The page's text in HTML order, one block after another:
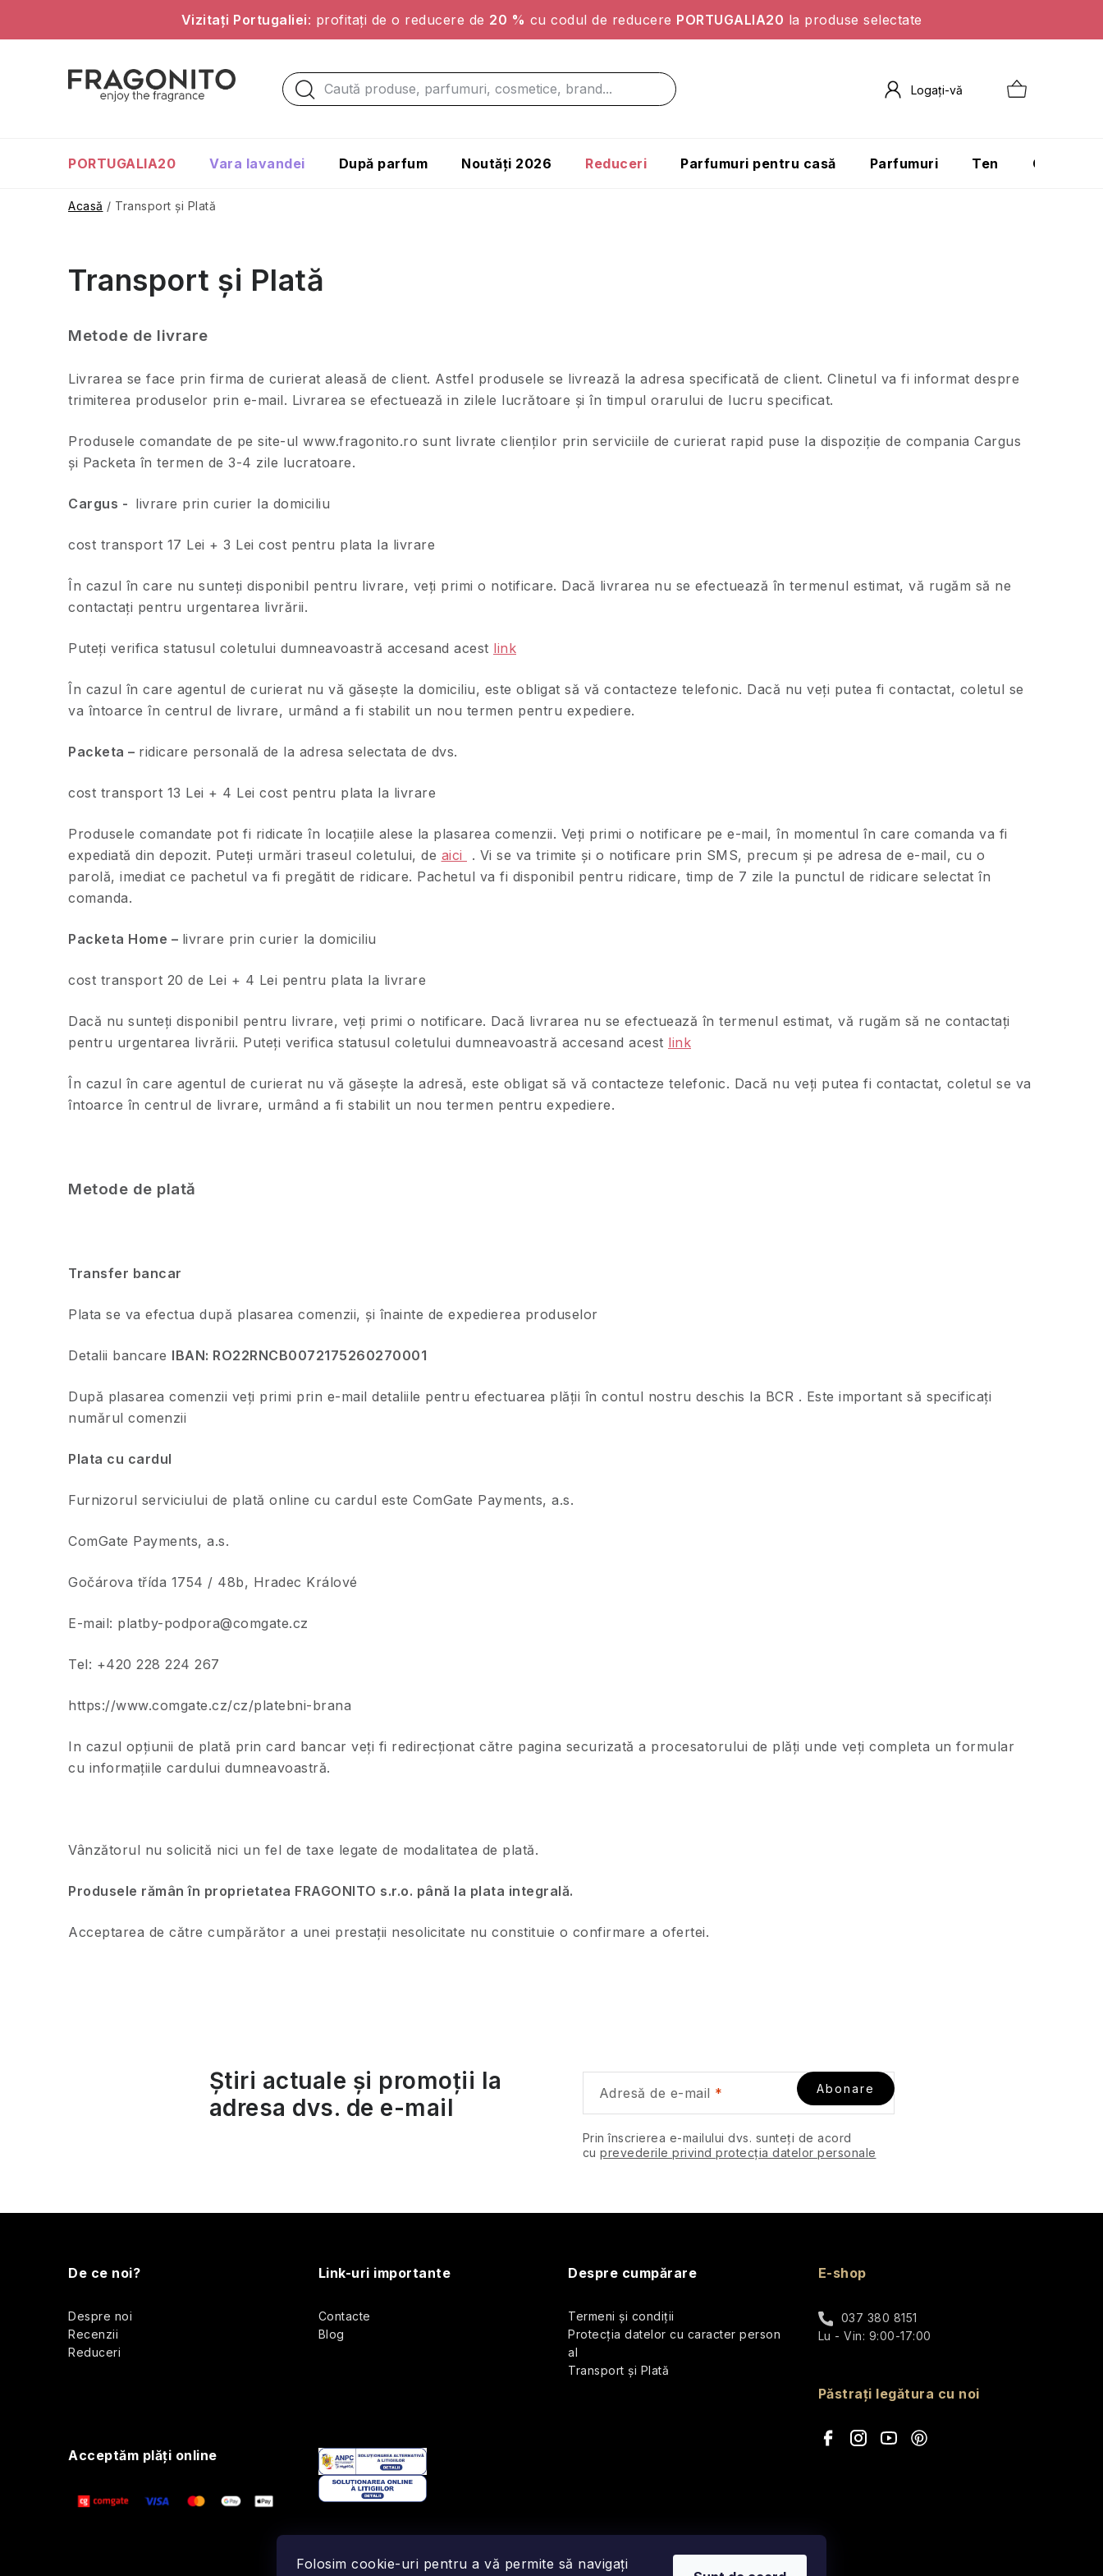
Vizitați Portugaliei: profitați de o reducere de 20 % cu codul de reducere PORTUGALIA20 la produse selectate
Folosim cookie-uri pentru a vă permite să navigați
PORTUGALIA20 Vara lavandei După parfum Noutăți 2026 Reduceri Parfumuri pentru casă Parfumuri Ten Corp
Acasă / Transport și Plată
Transport și Plată
Metode de livrare
Livrarea se face prin firma de curierat aleasă de client. Astfel produsele se livrează la adresa specificată de client. Clinetul va fi informat despre
trimiterea produselor prin e-mail. Livrarea se efectuează in zilele lucrătoare și în timpul orarului de lucru specificat.
Produsele comandate de pe site-ul www.fragonito.ro sunt livrate clienților prin serviciile de curierat rapid puse la dispoziție de compania Cargus
și Packeta în termen de 3-4 zile lucratoare.
Cargus - livrare prin curier la domiciliu
cost transport 17 Lei + 3 Lei cost pentru plata la livrare
În cazul în care nu sunteți disponibil pentru livrare, veți primi o notificare. Dacă livrarea nu se efectuează în termenul estimat, vă rugăm să ne
contactați pentru urgentarea livrării.
Puteţi verifica statusul coletului dumneavoastră accesand acest link
În cazul în care agentul de curierat nu vă găsește la domiciliu, este obligat să vă contacteze telefonic. Dacă nu veți putea fi contactat, coletul se
va întoarce în centrul de livrare, urmând a fi stabilit un nou termen pentru expediere.
Packeta – ridicare personală de la adresa selectata de dvs.
cost transport 13 Lei + 4 Lei cost pentru plata la livrare
Produsele comandate pot fi ridicate în locațiile alese la plasarea comenzii. Veți primi o notificare pe e-mail, în momentul în care comanda va fi
expediată din depozit. Puteți urmări traseul coletului, de aici
. Vi se va trimite și o notificare prin SMS, precum și pe adresa de e-mail, cu o
parolă, imediat ce pachetul va fi pregătit de ridicare. Pachetul va fi disponibil pentru ridicare, timp de 7 zile la punctul de ridicare selectat în
comanda.
Packeta Home – livrare prin curier la domiciliu
cost transport 20 de Lei + 4 Lei pentru plata la livrare
Dacă nu sunteți disponibil pentru livrare, veți primi o notificare. Dacă livrarea nu se efectuează în termenul estimat, vă rugăm să ne contactați
pentru urgentarea livrării. Puteţi verifica statusul coletului dumneavoastră accesand acest link
În cazul în care agentul de curierat nu vă găsește la adresă, este obligat să vă contacteze telefonic. Dacă nu veți putea fi contactat, coletul se va
întoarce în centrul de livrare, urmând a fi stabilit un nou termen pentru expediere.
Metode de plată
Transfer bancar
Plata se va efectua după plasarea comenzii, și înainte de expedierea produselor
Detalii bancare IBAN: RO22RNCB0072175260270001
După plasarea comenzii veți primi prin e-mail detaliile pentru efectuarea plății în contul nostru deschis la BCR . Este important să specificați
numărul comenzii
Plata cu cardul
Furnizorul serviciului de plată online cu cardul este ComGate Payments, a.s.
ComGate Payments, a.s.
Gočárova třída 1754 / 48b, Hradec Králové
E-mail: platby-podpora@comgate.cz
Tel: +420 228 224 267
https://www.comgate.cz/cz/platebni-brana
In cazul opțiunii de plată prin card bancar veți fi redirecționat către pagina securizată a procesatorului de plăți unde veți completa un formular
cu informațiile cardului dumneavoastră.
Vânzătorul nu solicită nici un fel de taxe legate de modalitatea de plată.
Produsele rămân în proprietatea FRAGONITO s.r.o. până la plata integrală.
Acceptarea de către cumpărător a unei prestații nesolicitate nu constituie o confirmare a ofertei.
Știri actuale și promoții la
adresa dvs. de e-mail
Adresă de e-mail
Prin înscrierea e-mailului dvs. sunteți de acord
cu prevederile privind protecția datelor personale
Abonare
De ce noi?
Despre noi
Recenzii
Reduceri
Link-uri importante
Contacte
Blog
Despre cumpărare
Termeni și condiții
Protecția datelor cu caracter person
al
Transport și Plată
E-shop
037 380 8151
Lu - Vin: 9:00-17:00
Păstrați legătura cu noi
Acceptăm plăţi online